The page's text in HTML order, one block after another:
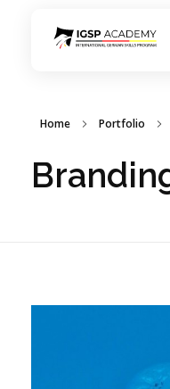
Home Portfolio